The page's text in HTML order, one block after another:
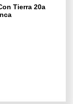
Tierra 20a